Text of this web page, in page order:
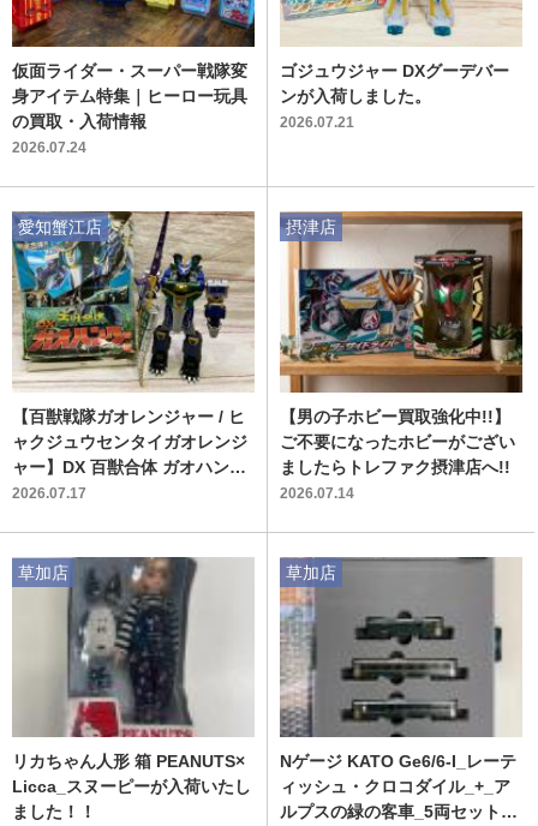
仮面ライダー・スーパー戦隊変
身アイテム特集｜ヒーロー玩具
の買取・入荷情報
2026.07.24
ゴジュウジャー DXグーデバー
ンが入荷しました。
2026.07.21
【百獣戦隊ガオレンジャー / ヒ
ャクジュウセンタイガオレンジ
ャー】DX 百獣合体 ガオハンタ
ー｜2001年当時の熱気が蘇る合
2026.07.17
愛知蟹江店
【男の子ホビー買取強化中!!】
ご不要になったホビーがござい
ましたらトレファク摂津店へ!!
2026.07.14
摂津店
リカちゃん人形 箱 PEANUTS×
Licca_スヌーピーが入荷いたし
ました！！
草加店
Nゲージ KATO Ge6/6-I_レーテ
ィッシュ・クロコダイル_+_ア
ルプスの緑の客車_5両セットが
草加店